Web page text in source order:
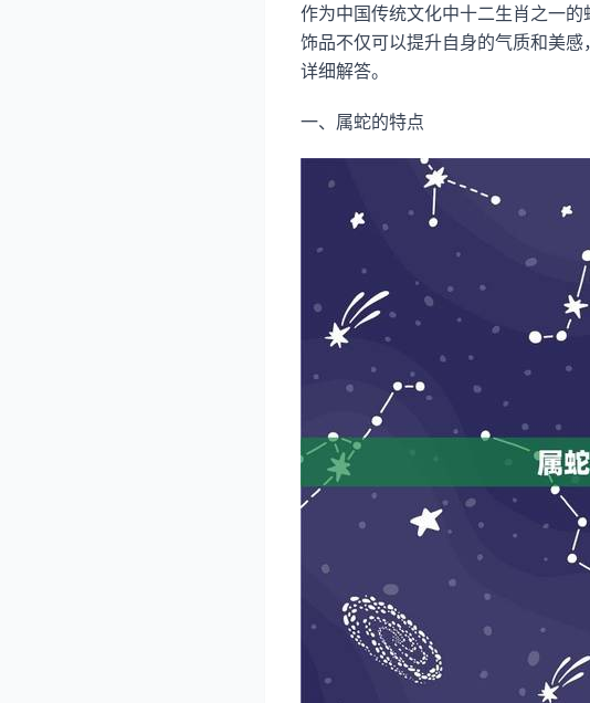
作为中国传统文化中十二生肖之一
饰品不仅可以提升自身的气质和美
详细解答。
一、属蛇的特点